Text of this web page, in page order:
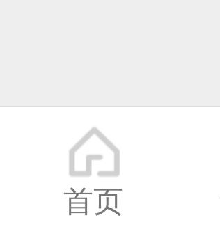
首页